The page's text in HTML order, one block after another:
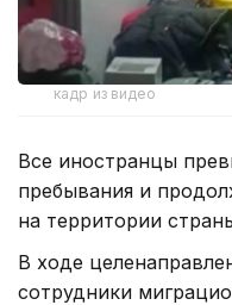
кадр из видео
Все иностранцы
пребывания и
на территории
В ходе
сотрудники